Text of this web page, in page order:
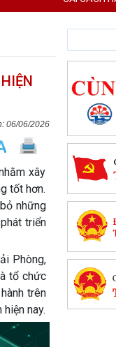
06/06/2026
xây
tốt hơn.
những
triển
Phòng,
tổ chức
trên
nay.